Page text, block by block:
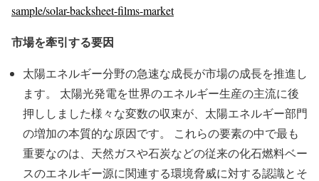
sample/solar-backsheet-films-market
市場を牽引する要因
太陽エネルギー分野の急速な成長が市場の成長を推進し
ます。 太陽光発電を世界のエネルギー生産の主流に後
押ししました様々な変数の収束が、太陽エネルギー部門
の増加の本質的な原因です。 これらの要素の中で最も
重要なのは、天然ガスや石炭などの従来の化石燃料ベー
スのエネルギー源に関連する環境脅威に対する認識とそ